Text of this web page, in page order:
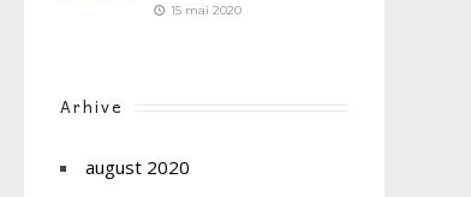
15 mai 2020
Arhive
august 2020